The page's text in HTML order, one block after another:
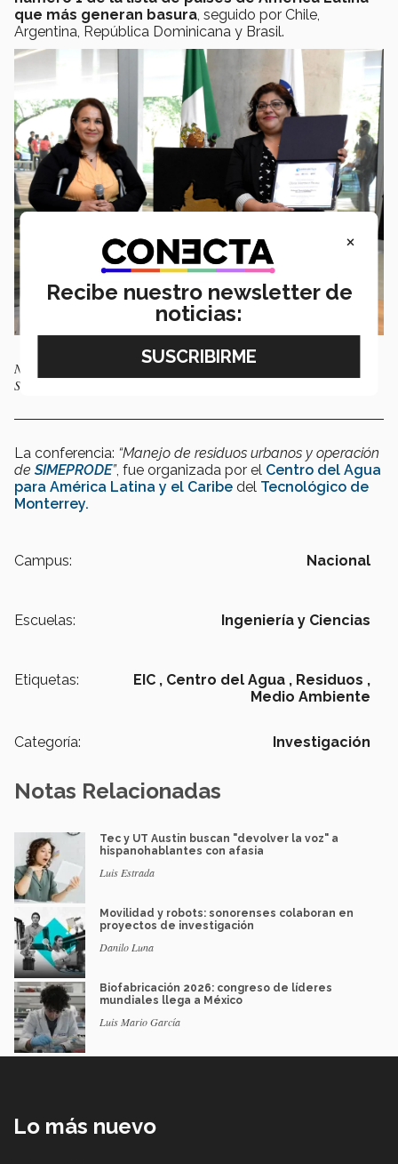
que más generan basura, seguido por Chile,
Argentina, República Dominicana y Brasil.
Nadhiely Martínez del Centro del Agua y Olivia Martínez de
SIMEPRODE.
La conferencia: “Manejo de residuos urbanos y operación
de SIMEPRODE”, fue organizada por el Centro del Agua
para América Latina y el Caribe del Tecnológico de
Monterrey.
Campus: Nacional
Escuelas: Ingeniería y Ciencias
Etiquetas: EIC , Centro del Agua , Residuos ,
Medio Ambiente
Categoría: Investigación
Notas Relacionadas
Tec y UT Austin buscan "devolver la voz" a
hispanohablantes con afasia
Luis Estrada
Movilidad y robots: sonorenses colaboran en
proyectos de investigación
Danilo Luna
Biofabricación 2026: congreso de líderes
mundiales llega a México
Luis Mario García
Lo más nuevo
×
Recibe nuestro newsletter de
noticias: